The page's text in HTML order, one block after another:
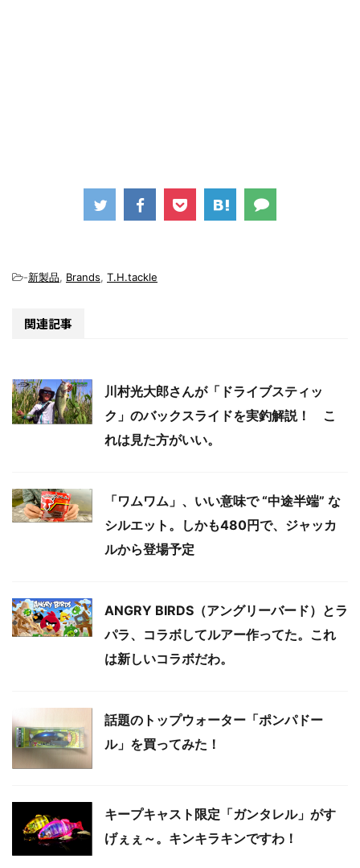
-新製品, Brands, T.H.tackle
関連記事
川村光大郎さんが「ドライブスティッ
ク」のバックスライドを実釣解説！ こ
れは見た方がいい。
「ワムワム」、いい意味で “中途半端” な
シルエット。しかも480円で、ジャッカ
ルから登場予定
ANGRY BIRDS（アングリーバード）とラ
パラ、コラボしてルアー作ってた。これ
は新しいコラボだわ。
話題のトップウォーター「ポンパドー
ル」を買ってみた！
キープキャスト限定「ガンタレル」がす
げぇぇ～。キンキラキンですわ！